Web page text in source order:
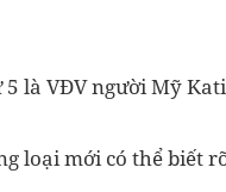
là VĐV người Mỹ
loại mới có thể biết